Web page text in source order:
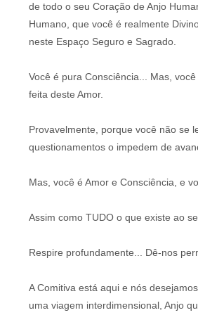
de todo o seu Coração de Anjo
Humano, que você é realmente
neste Espaço Seguro e Sagrado.
Você é pura Consciência... Mas,
feita deste Amor.
Provavelmente, porque você não se
questionamentos o impedem de
Mas, você é Amor e Consciência, e
Assim como TUDO o que existe ao
Respire profundamente... Dê-nos
A Comitiva está aqui e nós
uma viagem interdimensional, Anjo